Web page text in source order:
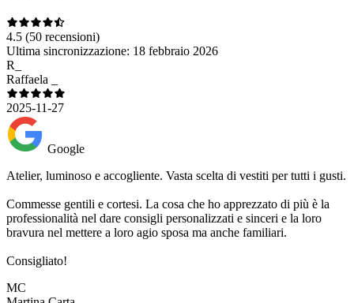
4.5 (50 recensioni)
Ultima sincronizzazione: 18 febbraio 2026
R_
Raffaela _
2025-11-27
Google
Atelier, luminoso e accogliente. Vasta scelta di vestiti per tutti i gusti.
Commesse gentili e cortesi. La cosa che ho apprezzato di più è la
professionalità nel dare consigli personalizzati e sinceri e la loro
bravura nel mettere a loro agio sposa ma anche familiari.
Consigliato!
MC